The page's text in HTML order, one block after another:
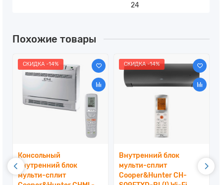
24
Похожие товары
СКИДКА -14%
Консольный
внутренний блок
мульти-сплит
СКИДКА -14%
Внутренний блок
мульти-сплит
Cooper&Hunter CH-